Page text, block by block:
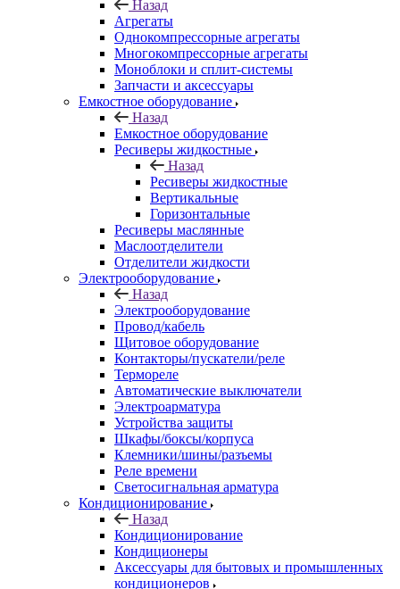
Назад
Агрегаты
Однокомпрессорные агрегаты
Многокомпрессорные агрегаты
Моноблоки и сплит-системы
Запчасти и аксессуары
Емкостное оборудование
Назад
Емкостное оборудование
Ресиверы жидкостные
Назад
Ресиверы жидкостные
Вертикальные
Горизонтальные
Ресиверы маслянные
Маслоотделители
Отделители жидкости
Электрооборудование
Назад
Электрооборудование
Провод/кабель
Щитовое оборудование
Контакторы/пускатели/реле
Термореле
Автоматические выключатели
Электроарматура
Устройства защиты
Шкафы/боксы/корпуса
Клемники/шины/разъемы
Реле времени
Светосигнальная арматура
Кондиционирование
Назад
Кондиционирование
Кондиционеры
Аксессуары для бытовых и промышленных
кондиционеров